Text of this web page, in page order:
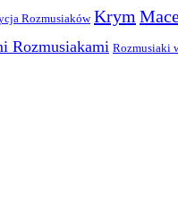
Rozmusiaków Krym
Rozmusiakami Rozmusiaki